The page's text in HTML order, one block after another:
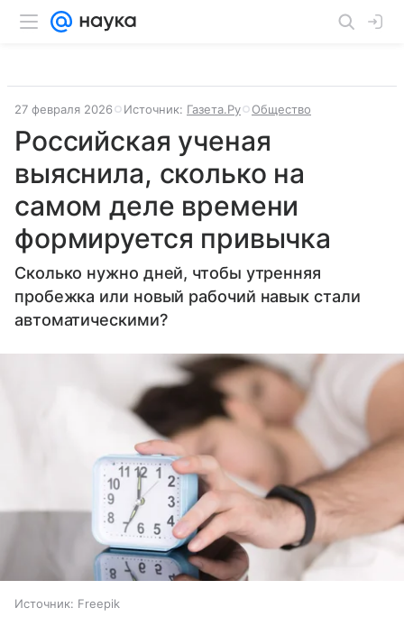
27 февраля 2026 Источник: Газета.Ру Общество
Российская ученая
выяснила, сколько на
самом деле времени
формируется привычка
Сколько нужно дней, чтобы утренняя
пробежка или новый рабочий навык стали
автоматическими?
Источник: Freepik